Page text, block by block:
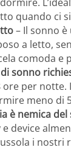
quando ci
– Il sonno
a letto,
comoda e
sonno
per notte.
meno di
è nemica
device
i nostri